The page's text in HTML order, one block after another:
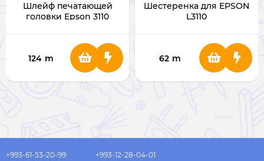
Шлейф печатающей
головки Epson 3110
124 m
Шестеренка для EPSON
L3110
62 m
+993-61-53-20-99 +993-12-28-04-01